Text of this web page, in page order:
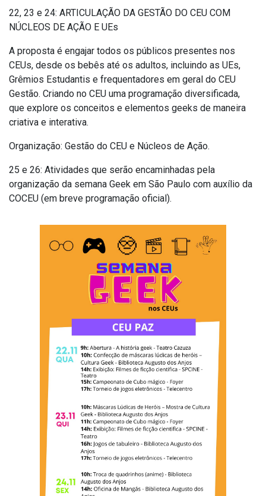
22, 23 e 24: ARTICULAÇÃO DA GESTÃO DO CEU COM
NÚCLEOS DE AÇÃO E UEs
A proposta é engajar todos os públicos presentes nos
CEUs, desde os bebês até os adultos, incluindo as UEs,
Grêmios Estudantis e frequentadores em geral do CEU
Gestão. Criando no CEU uma programação diversificada,
que explore os conceitos e elementos geeks de maneira
criativa e interativa.
Organização: Gestão do CEU e Núcleos de Ação.
25 e 26: Atividades que serão encaminhadas pela
organização da semana Geek em São Paulo com auxílio da
COCEU (em breve programação oficial).